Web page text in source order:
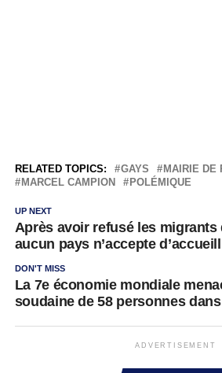
RELATED TOPICS: GAYS
MAIRIE DE
MARCEL CAMPION
POLÉMIQUE
UP NEXT
Après avoir refusé les migrants
aucun pays n’accepte
DON'T MISS
La 7e économie mondiale
soudaine de 58 personnes
ADVERTISEMENT